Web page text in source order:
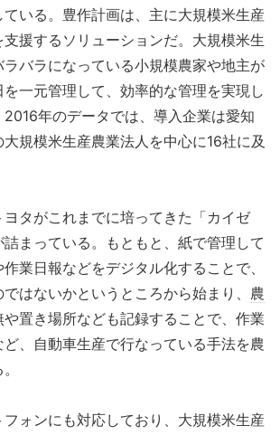
いる。豊作計画は、主に大規模米生産
支援するソリューションだ。大規模米生
バラになっている小規模農家や地主が
一元管理して、効率的な管理を実現し
2016年のデータでは、導入企業は愛知
規模米生産農業法人を中心に16社に及
タがこれまでに培ってきた「カイゼ
まっている。もともと、紙で管理して
業日報などをデジタル化することで、
はないかというところから始まり、 農
置き場所なども記録することで、作業
、自動車生産で行なっている手法を農
ォンにも対応しており、大規模米生産